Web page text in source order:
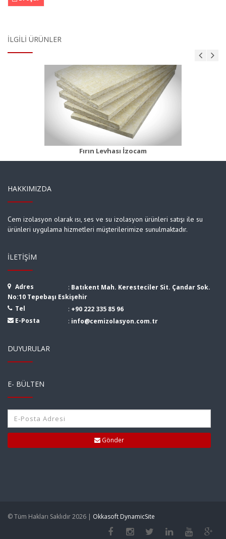
İLGILI ÜRÜNLER
Fırın Levhası İzocam
Fırın Şiltesi 55 Beyaz
Ürün Detayı
HAKKIMIZDA
Cem izolasyon olarak ısı, ses ve su izolasyon ürünleri satışı ile su
ürünleri uygulama hizmetleri müşterilerimize sunulmaktadır.
İLETIŞIM
Adres : Batıkent Mah. Keresteciler Sit. Çandar Sok.
No:10 Tepebaşı Eskişehir
Tel
: +90 222 335 85 96
E-Posta
: info@cemizolasyon.com.tr
DUYURULAR
E- BÜLTEN
Gönder
© Tüm Hakları Saklıdır 2026 | Okkasoft DynamicSite